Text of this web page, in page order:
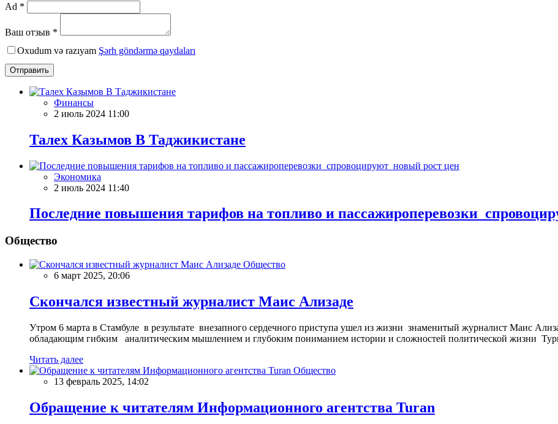
Ad *
Ваш отзыв *
Oxudum və razıyam Şərh göndərmə qaydaları
Отправить
Финансы
2 июль 2024 11:00
Талех Казымов В Таджикистане
Экономика
2 июль 2024 11:40
Последние повышения тарифов на топливо и пассажироперевозки
Общество
Общество
6 март 2025, 20:06
Скончался известный журналист Маис Ализаде
Утром 6 марта в Стамбуле в результате внезапного сердечного приступа ушел из жизни знаменитый журналист Маис
обладающим гибким аналитическим мышлением и глубоким пониманием истории и сложностей политической жизни
Читать далее
Общество
13 февраль 2025, 14:02
Обращение к читателям Информационного агентства Turan